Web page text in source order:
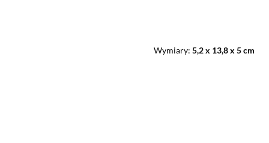
Wymiary 5,2 x 13,8 x 5 cm